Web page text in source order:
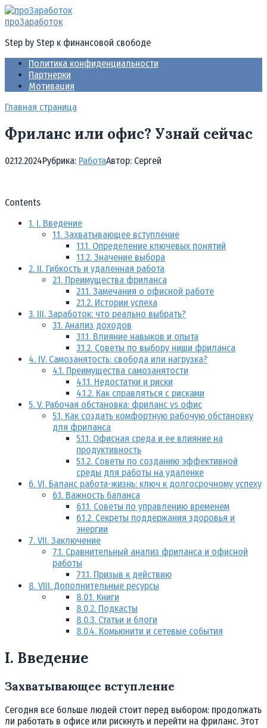
Перейти
к
проЗаработок
Step by Step к финансовой свободе
Политика конфиденциальности
Партнерки
Мотивация
Главная страница
Фриланс или офис? Узнай сейчас
02.12.2024Рубрика: РаботаАвтор: Cергей
Contents
1. I. Введение
1.1. Захватывающее вступление
1.1.1. Определение ключевых понятий
1.1.2. Значение выбора
2. II. Гибкость и удаленная работа
2.1. Преимущества фриланса
2.1.1. Замечания о офисной работе
2.1.2. Истории успеха
3. III. Заработок: что реально выбрать?
3.1. Анализ доходов
3.1.1. Влияние навыков и опыта
3.1.2. Советы по выбору ниши фриланса
4. IV. Самозанятость: свобода или нагрузка?
4.1. Преимущества самозанятости
4.1.1. Недостатки и риски
4.1.2. Как справляться с рисками
5. V. Рабочая обстановка: фриланс vs офис
5.1. Как создать комфортную рабочую обстановку
для фриланса
5.1.1. Офисная среда и ее влияние на
продуктивность
5.1.2. Советы по созданию эффективной
среды для работы на удаленке
6. VI. Баланс работа-жизнь: ключ к долгосрочному успеху
6.1. Важность баланса
6.1.1. Советы по управлению временем
6.1.2. Секреты поддержания здоровья и
энергии
7. VII. Заключение
7.1. Сравнительный анализ фриланса и офисной
работы
7.1.1. Призыв к действию
8. VIII. Дополнительные ресурсы
8.0.1. Книги
8.0.2. Подкасты
8.0.3. Статьи и блоги
8.0.4. Комьюнити и сетевые события
I. Введение
Захватывающее вступление
Сегодня все больше людей стоит перед выбором: продолжать
ли работать в офисе или рискнуть и перейти на фриланс. Этот